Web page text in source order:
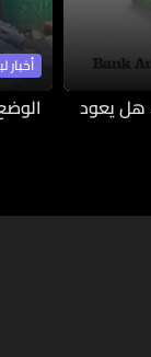
هل يعود
أخبار